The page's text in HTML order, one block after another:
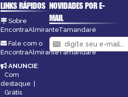
LINKS RÁPIDOS
Sobre
EncontraAlmiranteTamandaré
Fale com o
EncontraAlmiranteTamandaré
ANUNCIE:
Com
destaque
Grátis
NOVIDADES POR E-
MAIL